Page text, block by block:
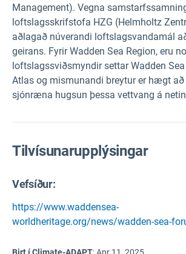
Management). Vegna
loftslagsskrifstofa HZG (Helmholtz
aðlagað núverandi loftslagsvandamál
geirans. Fyrir Wadden Sea Region, eru
loftslagssviðsmyndir settar Wadden
Atlas og mismunandi breytur er hægt að
sjónræna hugsun þessa vettvang á
Tilvísunarupplýsingar
Vefsíður:
https://www.waddensea-
worldheritage.org/news/wadden-sea-